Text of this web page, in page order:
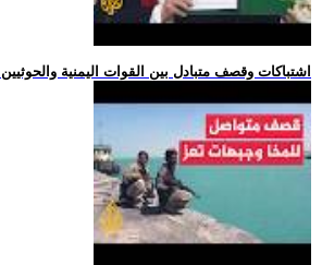
.. اشتباكات وقصف متبادل بين القوات اليمنية